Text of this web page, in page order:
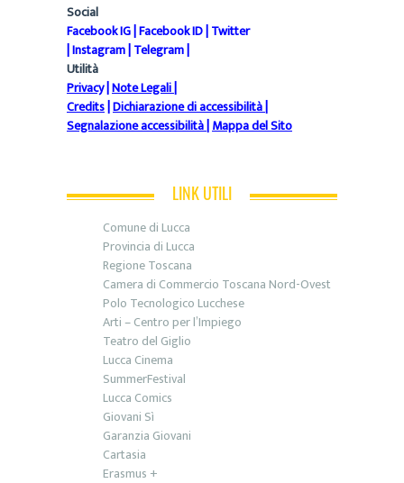
Social
Facebook IG|Facebook ID|Twitter
|Instagram|Telegram|
Utilità
Privacy|Note Legali|
Credits|Dichiarazione di accessibilità|
Segnalazione accessibilità|Mappa del Sito
LINK UTILI
Comune di Lucca
Provincia di Lucca
Regione Toscana
Camera di Commercio Toscana Nord-Ovest
Polo Tecnologico Lucchese
Arti – Centro per l’Impiego
Teatro del Giglio
Lucca Cinema
SummerFestival
Lucca Comics
Giovani Sì
Garanzia Giovani
Cartasia
Erasmus +